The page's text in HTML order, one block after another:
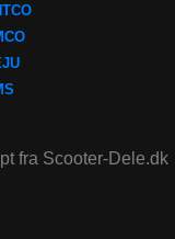
fra Scooter-Dele.dk